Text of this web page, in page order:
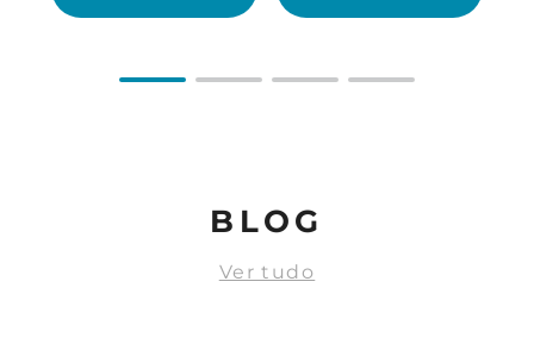
BLOG
Ver tudo